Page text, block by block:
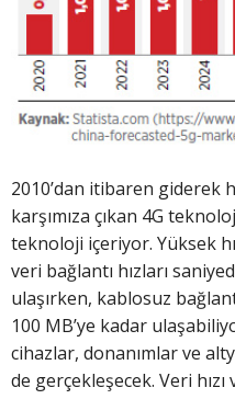
2010’dan itibaren giderek
karşımıza çıkan 4G
teknoloji içeriyor. Yüksek
veri bağlantı hızları
ulaşırken, kablosuz
100 MB’ye kadar
cihazlar, donanımlar ve
de gerçekleşecek. Veri hızı